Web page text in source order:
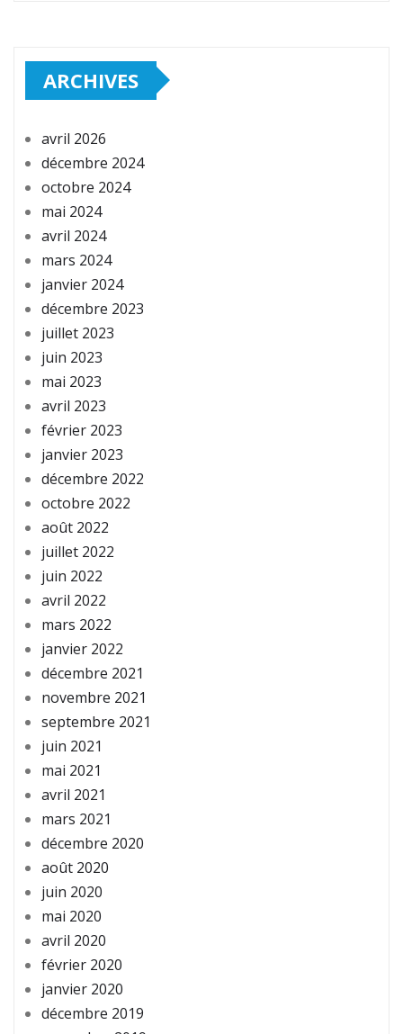
ARCHIVES
avril 2026
décembre 2024
octobre 2024
mai 2024
avril 2024
mars 2024
janvier 2024
décembre 2023
juillet 2023
juin 2023
mai 2023
avril 2023
février 2023
janvier 2023
décembre 2022
octobre 2022
août 2022
juillet 2022
juin 2022
avril 2022
mars 2022
janvier 2022
décembre 2021
novembre 2021
septembre 2021
juin 2021
mai 2021
avril 2021
mars 2021
décembre 2020
août 2020
juin 2020
mai 2020
avril 2020
février 2020
janvier 2020
décembre 2019